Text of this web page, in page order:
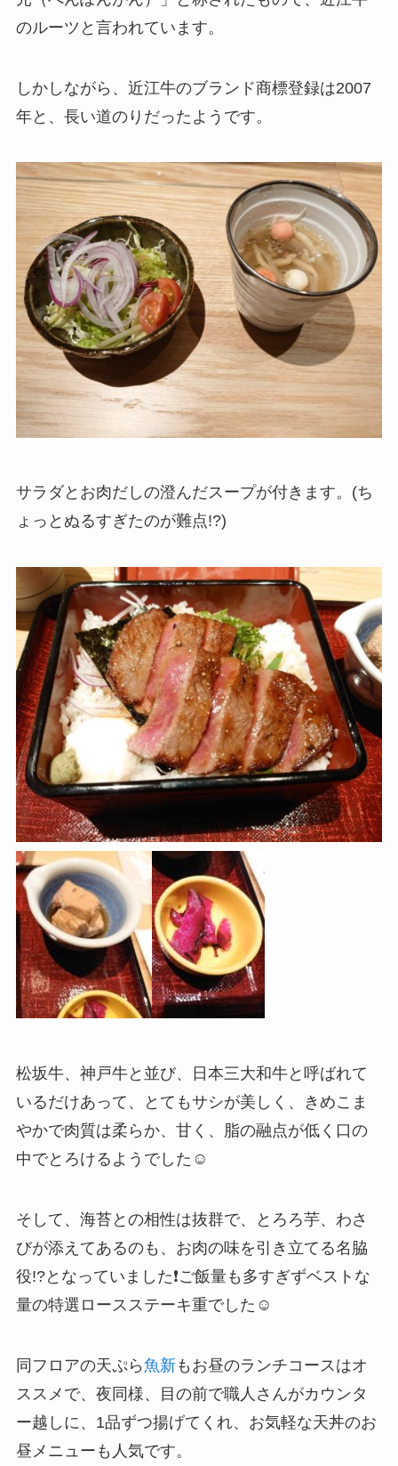
のルーツと言われています。
しかしながら、近江牛のブランド商標登録は2007
年と、長い道のりだったようです。
サラダとお肉だしの澄んだスープが付きます。(ち
ょっとぬるすぎたのが難点!?)
松坂牛、神戸牛と並び、日本三大和牛と呼ばれて
いるだけあって、とてもサシが美しく、きめこま
やかで肉質は柔らか、甘く、脂の融点が低く口の
中でとろけるようでした☺️
そして、海苔との相性は抜群で、とろろ芋、わさ
びが添えてあるのも、お肉の味を引き立てる名脇
役!?となっていました❗ご飯量も多すぎずベストな
量の特選ロースステーキ重でした☺️
同フロアの天ぷら魚新もお昼のランチコースはオ
ススメで、夜同様、目の前で職人さんがカウンタ
ー越しに、1品ずつ揚げてくれ、お気軽な天丼のお
昼メニューも人気です。